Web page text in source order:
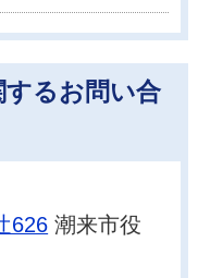
るお問い合
626 潮来市役